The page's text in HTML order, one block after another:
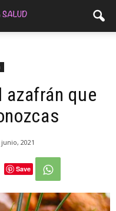
que
junio, 2021
Save